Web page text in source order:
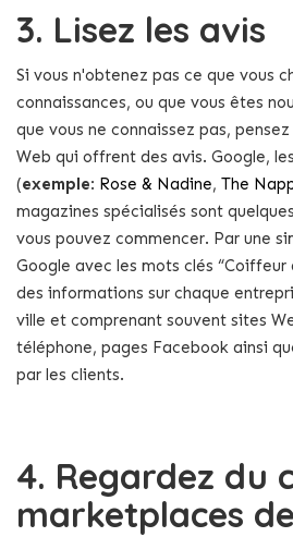
3. Lisez les avis
Si vous n'obtenez pas ce que vous
connaissances, ou que vous êtes
que vous ne connaissez pas,
Web qui offrent des avis. Google,
(exemple: Rose & Nadine, The
magazines spécialisés sont
vous pouvez commencer. Par une
Google avec les mots clés
des informations sur chaque
ville et comprenant souvent sites
téléphone, pages Facebook ainsi
par les clients.
4. Regardez du
marketplaces